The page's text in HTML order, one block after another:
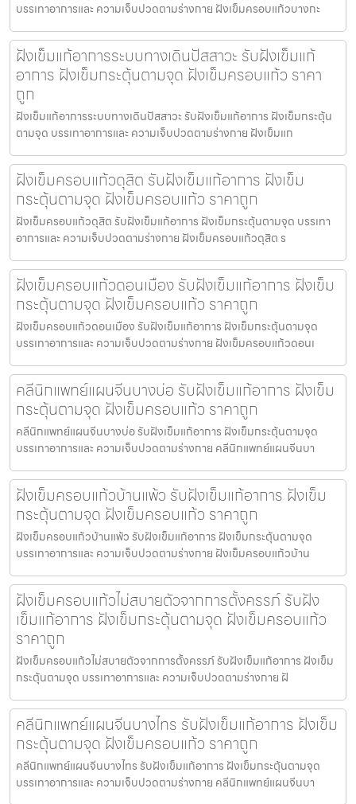
บรรเทาอาการและ ความเจ็บปวดตามร่างกาย ฝังเข็มครอบแก้วบางกะ
ฝังเข็มแก้อาการระบบทางเดินปัสสาวะ รับฝังเข็มแก้
อาการ ฝังเข็มกระตุ้นตามจุด ฝังเข็มครอบแก้ว ราคา
ถูก
ฝังเข็มแก้อาการระบบทางเดินปัสสาวะ รับฝังเข็มแก้อาการ ฝังเข็มกระตุ้น
ตามจุด บรรเทาอาการและ ความเจ็บปวดตามร่างกาย ฝังเข็มแก
ฝังเข็มครอบแก้วดุสิต รับฝังเข็มแก้อาการ ฝังเข็ม
กระตุ้นตามจุด ฝังเข็มครอบแก้ว ราคาถูก
ฝังเข็มครอบแก้วดุสิต รับฝังเข็มแก้อาการ ฝังเข็มกระตุ้นตามจุด บรรเทา
อาการและ ความเจ็บปวดตามร่างกาย ฝังเข็มครอบแก้วดุสิต ร
ฝังเข็มครอบแก้วดอนเมือง รับฝังเข็มแก้อาการ ฝังเข็ม
กระตุ้นตามจุด ฝังเข็มครอบแก้ว ราคาถูก
ฝังเข็มครอบแก้วดอนเมือง รับฝังเข็มแก้อาการ ฝังเข็มกระตุ้นตามจุด
บรรเทาอาการและ ความเจ็บปวดตามร่างกาย ฝังเข็มครอบแก้วดอนเ
คลีนิกแพทย์แผนจีนบางบ่อ รับฝังเข็มแก้อาการ ฝังเข็ม
กระตุ้นตามจุด ฝังเข็มครอบแก้ว ราคาถูก
คลีนิกแพทย์แผนจีนบางบ่อ รับฝังเข็มแก้อาการ ฝังเข็มกระตุ้นตามจุด
บรรเทาอาการและ ความเจ็บปวดตามร่างกาย คลีนิกแพทย์แผนจีนบา
ฝังเข็มครอบแก้วบ้านแพ้ว รับฝังเข็มแก้อาการ ฝังเข็ม
กระตุ้นตามจุด ฝังเข็มครอบแก้ว ราคาถูก
ฝังเข็มครอบแก้วบ้านแพ้ว รับฝังเข็มแก้อาการ ฝังเข็มกระตุ้นตามจุด
บรรเทาอาการและ ความเจ็บปวดตามร่างกาย ฝังเข็มครอบแก้วบ้าน
ฝังเข็มครอบแก้วไม่สบายตัวจากการตั้งครรภ์ รับฝัง
เข็มแก้อาการ ฝังเข็มกระตุ้นตามจุด ฝังเข็มครอบแก้ว
ราคาถูก
ฝังเข็มครอบแก้วไม่สบายตัวจากการตั้งครรภ์ รับฝังเข็มแก้อาการ ฝังเข็ม
กระตุ้นตามจุด บรรเทาอาการและ ความเจ็บปวดตามร่างกาย ฝั
คลีนิกแพทย์แผนจีนบางไทร รับฝังเข็มแก้อาการ ฝังเข็ม
กระตุ้นตามจุด ฝังเข็มครอบแก้ว ราคาถูก
คลีนิกแพทย์แผนจีนบางไทร รับฝังเข็มแก้อาการ ฝังเข็มกระตุ้นตามจุด
บรรเทาอาการและ ความเจ็บปวดตามร่างกาย คลีนิกแพทย์แผนจีนบา